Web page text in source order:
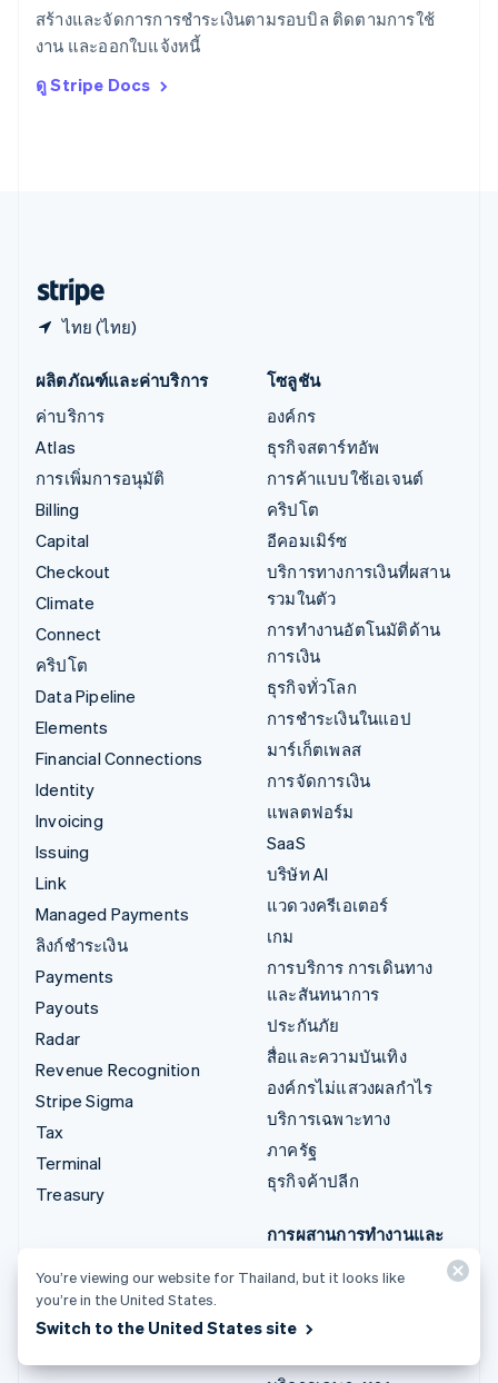
สร้างและจัดการการชำระเงินตามรอบบิล ติดตามการใช้
งาน และออกใบแจ้งหนี้
ดู Stripe Docs
ไทย (ไทย)
ออสเตรีย
DeutschEnglish
ItalianoEnglish
ผลิตภัณฑ์และค่าบริการ
ค่าบริการ
Atlas
การเพิ่มการอนุมัติ
Billing
Capital
Checkout
Climate
Connect
คริปโต
Data Pipeline
Elements
Financial Connections
Identity
Invoicing
Issuing
Link
Managed Payments
ลิงก์ชำระเงิน
Payments
Payouts
Radar
Revenue Recognition
Stripe Sigma
Tax
Terminal
Treasury
โซลูชัน
องค์กร
ธุรกิจสตาร์ทอัพ
การค้าแบบใช้เอเจนต์
คริปโต
อีคอมเมิร์ซ
บริการทางการเงินที่ผสาน
รวมในตัว
การทำงานอัตโนมัติด้าน
การเงิน
ธุรกิจทั่วโลก
การชำระเงินในแอป
มาร์เก็ตเพลส
การจัดการเงิน
แพลตฟอร์ม
SaaS
บริษัท AI
แวดวงครีเอเตอร์
เกม
การบริการ การเดินทาง
และสันทนาการ
ประกันภัย
สื่อและความบันเทิง
องค์กรไม่แสวงผลกำไร
บริการเฉพาะทาง
ภาครัฐ
ธุรกิจค้าปลีก
การผสานการทำงานและ
Stripe Partner
You’re viewing our website for Thailand, but it looks like
you’re in the United States.
Switch to the United States site